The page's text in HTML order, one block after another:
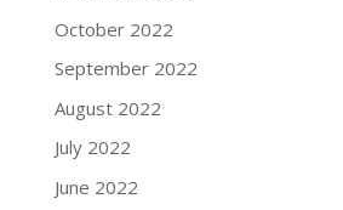
October 2022
September 2022
August 2022
July 2022
June 2022